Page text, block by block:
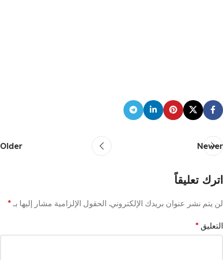
Newer
Older
اترك تعليقاً
لن يتم نشر عنوان بريدك الإلكتروني. الحقول الإلزامية مشار إليها بـ *
التعليق *